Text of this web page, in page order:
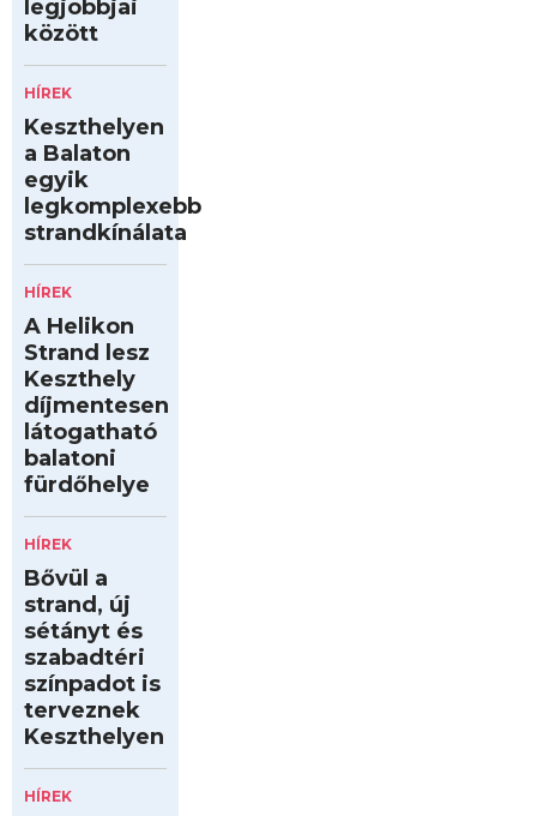
legjobbjai
között
HÍREK
Keszthelyen
a Balaton
egyik
legkomplexebb
strandkínálata
HÍREK
A Helikon
Strand lesz
Keszthely
díjmentesen
látogatható
balatoni
fürdőhelye
HÍREK
Bővül a
strand, új
sétányt és
szabadtéri
színpadot is
terveznek
Keszthelyen
HÍREK